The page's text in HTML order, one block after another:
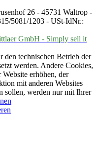
26 - 45731 Waltrop -
5081/1203 - USt-IdNr.:
GmbH - Simply sell it
den technischen Betrieb der
werden. Andere Cookies,
erhöhen, der
mit anderen Websites
sollen, werden nur mit Ihrer